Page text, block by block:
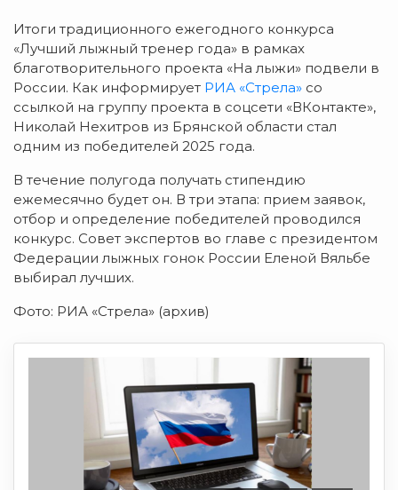
Итоги традиционного ежегодного конкурса
«Лучший лыжный тренер года» в рамках
благотворительного проекта «На лыжи» подвели в
России. Как информирует РИА «Стрела» со
ссылкой на группу проекта в соцсети «ВКонтакте»,
Николай Нехитров из Брянской области стал
одним из победителей 2025 года.
В течение полугода получать стипендию
ежемесячно будет он. В три этапа: прием заявок,
отбор и определение победителей проводился
конкурс. Совет экспертов во главе с президентом
Федерации лыжных гонок России Еленой Вяльбе
выбирал лучших.
Фото: РИА «Стрела» (архив)